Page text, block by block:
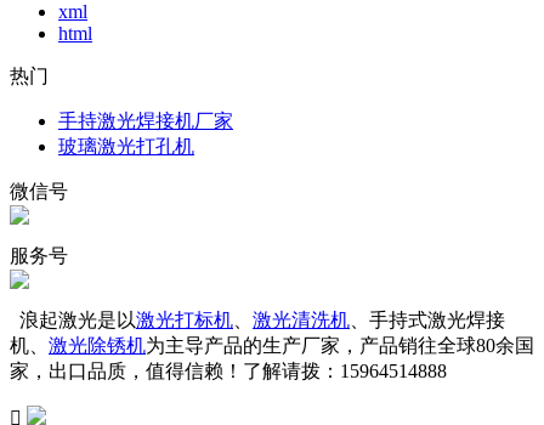
xml
html
热门
手持激光焊接机厂家
玻璃激光打孔机
微信号
服务号
浪起激光是以激光打标机 激光清洗机 、手持式激光焊接
机、 激光除锈机为主导产品的生产厂家，产品销往全球80余国
家，出口品质，值得信赖！了解请拨：15964514888
